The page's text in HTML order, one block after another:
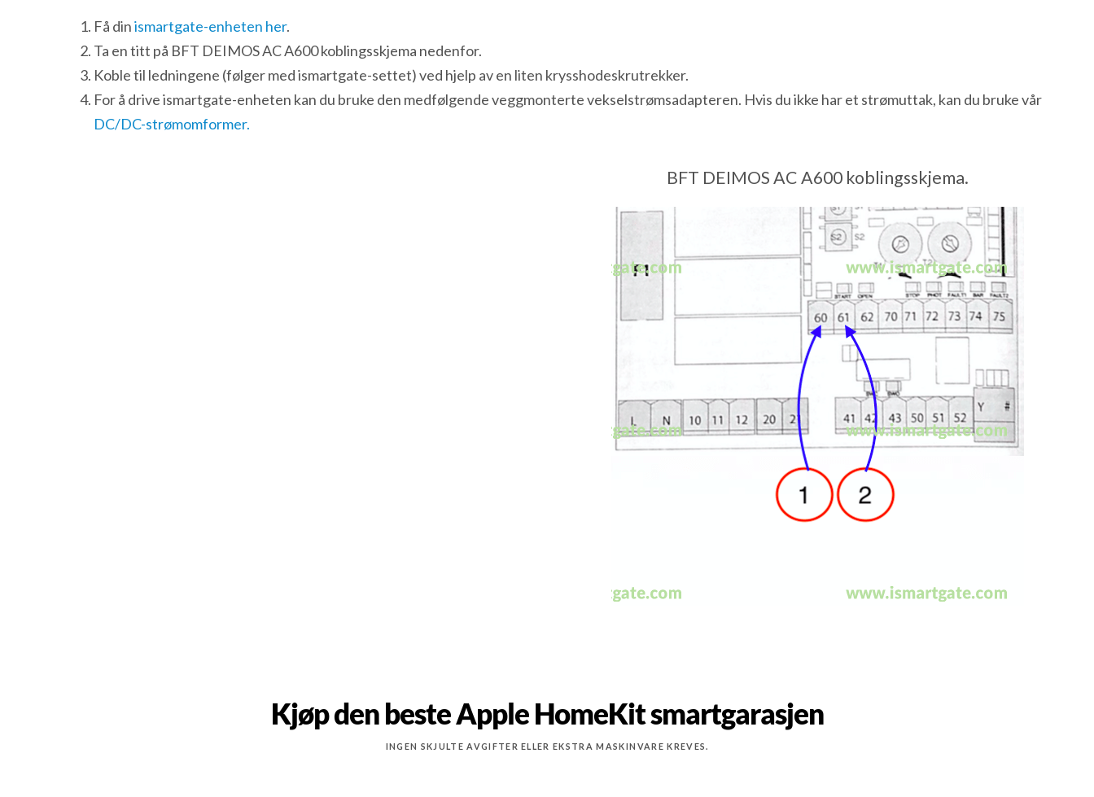
Få dinismartgate-enheten her.
Ta en titt på BFT DEIMOS AC A600 koblingsskjema nedenfor.
Koble til ledningene (følger med ismartgate-settet) ved hjelp av en liten krysshodeskrutrekker.
For å drive ismartgate-enheten kan du bruke den medfølgende veggmonterte vekselstrømsadapteren. Hvis du ikke har et strømuttak, kan du bruke vår
DC/DC-strømomformer.
BFT DEIMOS AC A600 koblingsskjema.
Kjøp den beste Apple HomeKit smartgarasjen
INGEN SKJULTE AVGIFTER ELLER EKSTRA MASKINVARE KREVES.